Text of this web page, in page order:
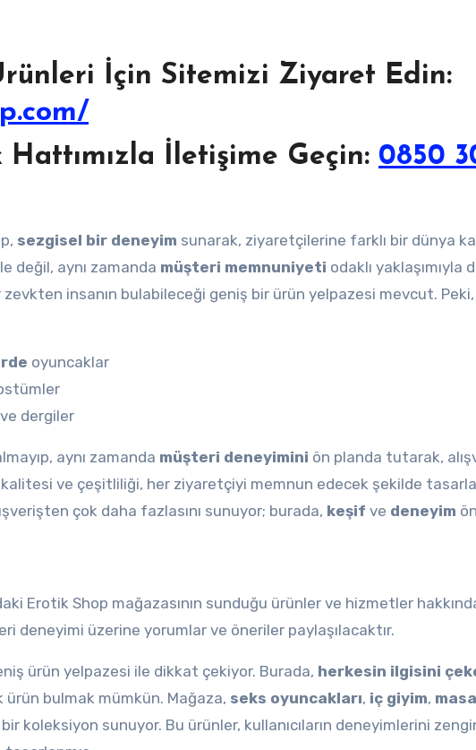
İçin Sitemizi Ziyaret Edin:
İletişime Geçin: 0850
sezgisel bir deneyim sunarak, ziyaretçilerine farklı bir dünya
değil, aynı zamanda müşteri memnuniyeti odaklı yaklaşımıyla
insanın bulabileceği geniş bir ürün yelpazesi mevcut.
oyuncaklar
dergiler
aynı zamanda müşteri deneyimini ön planda tutarak,
ve çeşitliliği, her ziyaretçiyi memnun edecek şekilde
çok daha fazlasını sunuyor; burada, keşif ve deneyim
Erotik Shop mağazasının sunduğu ürünler ve hizmetler
deneyimi üzerine yorumlar ve öneriler paylaşılacaktır.
ürün yelpazesi ile dikkat çekiyor. Burada, herkesin ilgisini
bulmak mümkün. Mağaza, seks oyuncakları, iç giyim,
koleksiyon sunuyor. Bu ürünler, kullanıcıların deneyimlerini